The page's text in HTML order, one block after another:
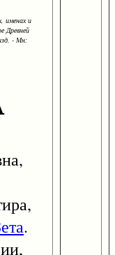
именах и
Древней
- Мн:
.